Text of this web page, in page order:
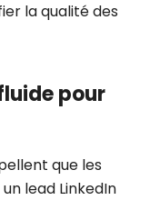
la qualité des
pour
que les
lead LinkedIn